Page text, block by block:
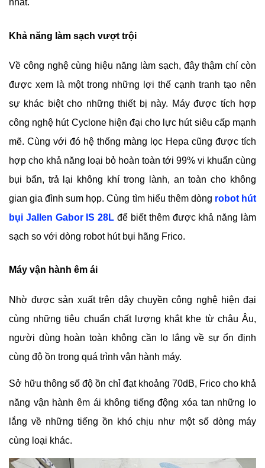
nhất.
Khả năng làm sạch vượt trội
Về công nghệ cùng hiệu năng làm sạch, đây thậm chí còn
được xem là một trong những lợi thế cạnh tranh tạo nên
sự khác biệt cho những thiết bị này. Máy được tích hợp
công nghệ hút Cyclone hiện đại cho lực hút siêu cấp mạnh
mẽ. Cùng với đó hệ thống màng lọc Hepa cũng được tích
hợp cho khả năng loại bỏ hoàn toàn tới 99% vi khuẩn cùng
bụi bẩn, trả lại không khí trong lành, an toàn cho không
gian gia đình sum họp. Cùng tìm hiểu thêm dòng robot hút
bụi Jallen Gabor IS 28L để biết thêm được khả năng làm
sạch so với dòng robot hút bụi hãng Frico.
Máy vận hành êm ái
Nhờ được sản xuất trên dây chuyền công nghệ hiện đại
cùng những tiêu chuẩn chất lượng khắt khe từ châu Âu,
người dùng hoàn toàn không cần lo lắng về sự ổn định
cùng độ ồn trong quá trình vận hành máy.
Sở hữu thông số độ ồn chỉ đạt khoảng 70dB, Frico cho khả
năng vận hành êm ái không tiếng động xóa tan những lo
lắng về những tiếng ồn khó chịu như một số dòng máy
cùng loại khác.